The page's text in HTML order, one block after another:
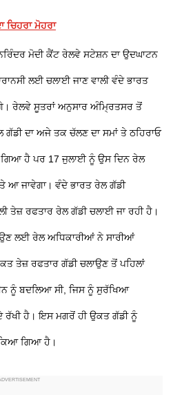
ਚਿਹਰਾ ਮੋਹਰਾ
ਮੋਦੀ ਕੈਂਟ ਰੇਲਵੇ ਸਟੇਸ਼ਨ ਦਾ ਉਦਘਾਟਨ
ਲਈ ਚਲਾਈ ਜਾਣ ਵਾਲੀ ਵੰਦੇ ਭਾਰਤ
ਰੇਲਵੇ ਸੂਤਰਾਂ ਅਨੁਸਾਰ ਅੰਮ੍ਰਿਤਸਰ ਤੋਂ
ਗੱਡੀ ਦਾ ਅਜੇ ਤਕ ਚੱਲਣ ਦਾ ਸਮਾਂ ਤੇ ਠਹਿਰਾਓ
ਗਿਆ ਹੈ ਪਰ 17 ਜੁਲਾਈ ਨੂੰ ਉਸ ਦਿਨ ਰੇਲ
ਆ ਜਾਵੇਗਾ। ਵੰਦੇ ਭਾਰਤ ਰੇਲ ਗੱਡੀ
ਤੇਜ਼ ਰਫਤਾਰ ਰੇਲ ਗੱਡੀ ਚਲਾਈ ਜਾ ਰਹੀ ਹੈ।
ਲਈ ਰੇਲ ਅਧਿਕਾਰੀਆਂ ਨੇ ਸਾਰੀਆਂ
ਰਫਤਾਰ ਗੱਡੀ ਚਲਾਉਣ ਤੋਂ ਪਹਿਲਾਂ
ਨੂੰ ਬਦਲਿਆ ਸੀ, ਜਿਸ ਨੂੰ ਸੁਰੱਖਿਆ
ਰੱਖੀ ਹੈ। ਇਸ ਮਗਰੋਂ ਹੀ ਉਕਤ ਗੱਡੀ ਨੂੰ
ਗਿਆ ਹੈ।